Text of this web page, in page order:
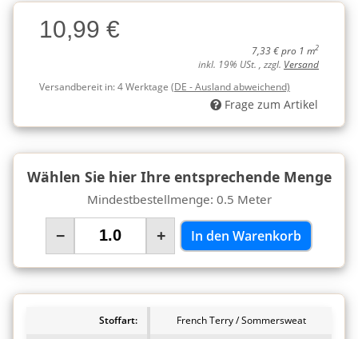
Charge
Charge10,99 €
7,33 € pro 1 m2
inkl. 19% USt. , zzgl. Versand
Versandbereit in:4 Werktage (DE - Ausland abweichend)
Frage zum Artikel
Wählen Sie hier Ihre entsprechende Menge
Mindestbestellmenge: 0.5 Meter
− + In den Warenkorb
Stoffart:
French Terry / Sommersweat